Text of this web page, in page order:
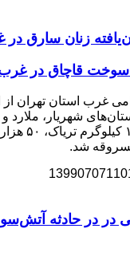
زنان سارق
قاچاق در غرب
غرب استان تهران
شهریار، ملارد و
که منجر
شد.
و ۸ فوتی در در حادثه